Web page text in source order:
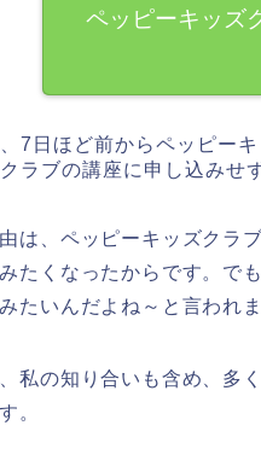
ペッピーキッズ
7日ほど前からペッピー
ラブの講座に申し込みせ
は、ペッピーキッズクラ
たくなったからです。で
たいんだよね～と言われま
私の知り合いも含め、多
。